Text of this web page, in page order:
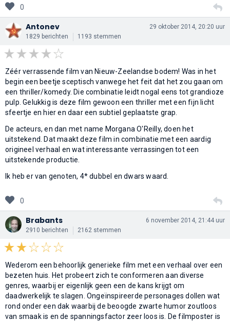
0
Antonev
1829 berichten 1193 stemmen
29 oktober 2014, 20:20 uur
Zéér verrassende film van Nieuw-Zeelandse bodem! Was in het
begin een beetje sceptisch vanwege het feit dat het zou gaan om
een thriller/komedy. Die combinatie leidt nogal eens tot grandioze
pulp. Gelukkig is deze film gewoon een thriller met een fijn licht
sfeertje en hier en daar een subtiel geplaatste grap.
De acteurs, en dan met name Morgana O'Reilly, doen het
uitstekend. Dat maakt deze film in combinatie met een aardig
origineel verhaal en wat interessante verrassingen tot een
uitstekende productie.
Ik heb er van genoten, 4* dubbel en dwars waard.
0
Brabants
2910 berichten 2162 stemmen
6 november 2014, 21:44 uur
Wederom een behoorlijk generieke film met een verhaal over een
bezeten huis. Het probeert zich te conformeren aan diverse
genres, waarbij er eigenlijk geen een de kans krijgt om
daadwerkelijk te slagen. Ongeïnspireerde personages dollen wat
rond onder een dak waarbij de beoogde zwarte humor zoutloos
van smaak is en de spanningsfactor zeer loos is. De filmposter is